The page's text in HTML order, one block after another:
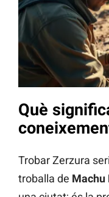
Què
Trobar Zerzura
troballa de Machu